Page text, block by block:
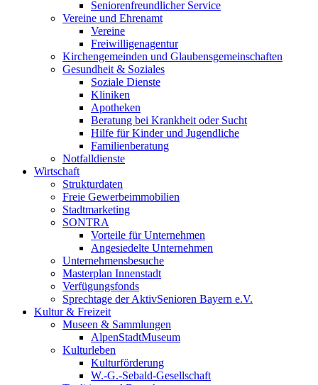
Seniorenfreundlicher Service
Vereine und Ehrenamt
Vereine
Freiwilligenagentur
Kirchengemeinden und Glaubensgemeinschaften
Gesundheit & Soziales
Soziale Dienste
Kliniken
Apotheken
Beratung bei Krankheit oder Sucht
Hilfe für Kinder und Jugendliche
Familienberatung
Notfalldienste
Wirtschaft
Strukturdaten
Freie Gewerbeimmobilien
Stadtmarketing
SONTRA
Vorteile für Unternehmen
Angesiedelte Unternehmen
Unternehmensbesuche
Masterplan Innenstadt
Verfügungsfonds
Sprechtage der AktivSenioren Bayern e.V.
Kultur & Freizeit
Museen & Sammlungen
AlpenStadtMuseum
Kulturleben
Kulturförderung
W.-G.-Sebald-Gesellschaft